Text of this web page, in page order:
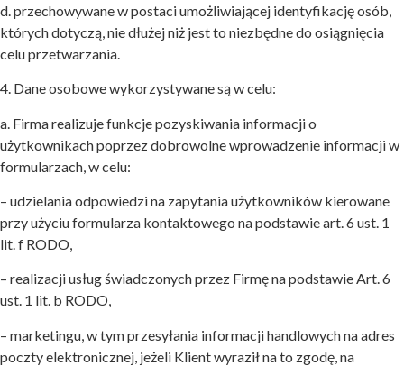
d. przechowywane w postaci umożliwiającej identyfikację osób,
których dotyczą, nie dłużej niż jest to niezbędne do osiągnięcia
celu przetwarzania.
4. Dane osobowe wykorzystywane są w celu:
a. Firma realizuje funkcje pozyskiwania informacji o
użytkownikach poprzez dobrowolne wprowadzenie informacji w
formularzach, w celu:
– udzielania odpowiedzi na zapytania użytkowników kierowane
przy użyciu formularza kontaktowego na podstawie art. 6 ust. 1
lit. f RODO,
– realizacji usług świadczonych przez Firmę na podstawie Art. 6
ust. 1 lit. b RODO,
– marketingu, w tym przesyłania informacji handlowych na adres
poczty elektronicznej, jeżeli Klient wyraził na to zgodę, na